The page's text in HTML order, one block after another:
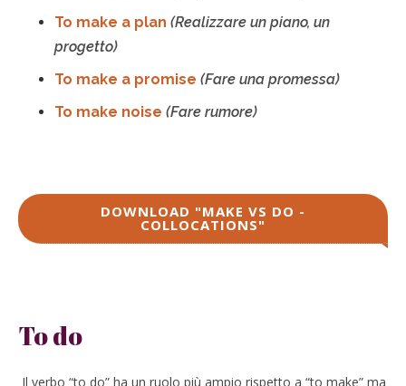
To make a plan (Realizzare un piano, un
progetto)
To make a promise (Fare una promessa)
To make noise (Fare rumore)
DOWNLOAD "MAKE VS DO -
COLLOCATIONS"
To do
Il verbo “to do” ha un ruolo più ampio rispetto a “to make” ma